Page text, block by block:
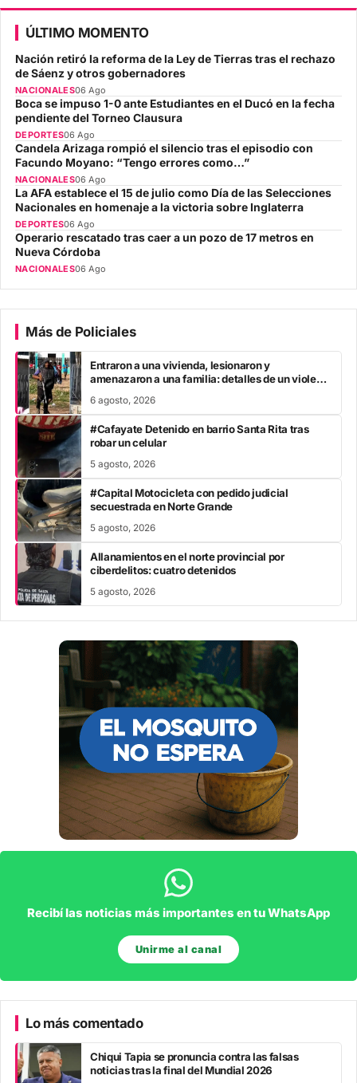
ÚLTIMO MOMENTO
Nación retiró la reforma de la Ley de Tierras tras el rechazo
de Sáenz y otros gobernadores
NACIONALES06 Ago
Boca se impuso 1-0 ante Estudiantes en el Ducó en la fecha
pendiente del Torneo Clausura
DEPORTES06 Ago
Candela Arizaga rompió el silencio tras el episodio con
Facundo Moyano: “Tengo errores como…”
NACIONALES06 Ago
La AFA establece el 15 de julio como Día de las Selecciones
Nacionales en homenaje a la victoria sobre Inglaterra
DEPORTES06 Ago
Operario rescatado tras caer a un pozo de 17 metros en
Nueva Córdoba
NACIONALES06 Ago
Más de Policiales
Entraron a una vivienda, lesionaron y
amenazaron a una familia: detalles de un violento
6 agosto, 2026
#Cafayate Detenido en barrio Santa Rita tras
robar un celular
5 agosto, 2026
#Capital Motocicleta con pedido judicial
secuestrada en Norte Grande
5 agosto, 2026
Allanamientos en el norte provincial por
ciberdelitos: cuatro detenidos
5 agosto, 2026
Recibí las noticias más importantes en tu WhatsApp
Unirme al canal
Lo más comentado
Chiqui Tapia se pronuncia contra las falsas
noticias tras la final del Mundial 2026